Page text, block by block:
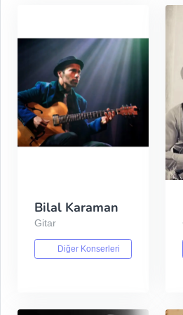
Bilal Karaman
Gitar
Diğer Konserleri